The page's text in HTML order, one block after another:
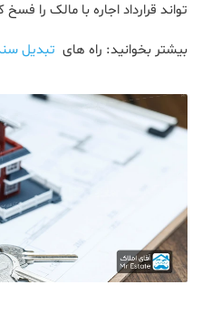
تواند قرارداد اجاره با مالک را فسخ
بیشتر بخوانید: راه های تبدیل